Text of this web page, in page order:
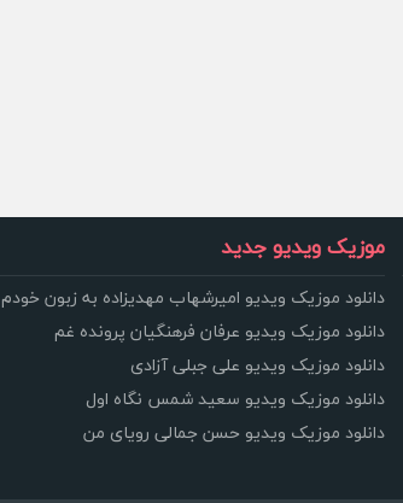
موزیک ویدیو جدید
دانلود موزیک ویدیو امیرشهاب مهدیزاده به زبون خودم
دانلود موزیک ویدیو عرفان فرهنگیان پرونده غم
دانلود موزیک ویدیو علی جبلی آزادی
دانلود موزیک ویدیو سعید شمس نگاه اول
دانلود موزیک ویدیو حسن جمالی رویای من